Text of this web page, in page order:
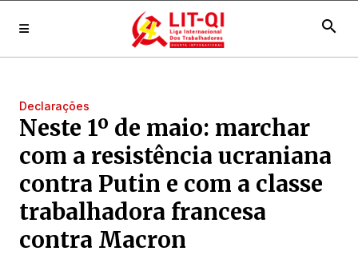
search
Declarações
Neste 1º de maio: marchar
com a resistência ucraniana
contra Putin e com a classe
trabalhadora francesa
contra Macron